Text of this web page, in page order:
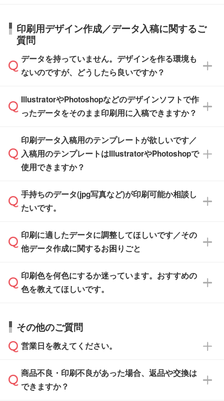
タッフまでお問い合わせください。
ル」に注文予定日をご入力いただくと、おおよ
その締切日や出荷目安をご確認いただけます。
品が決まりましたらお早めのご発注をお願いい
たします。
※土日祝日を除く営業日換算です。
※沖縄・離島は追加日数がかかります。
す。>>対象商品はこちら
※最短出荷日は商品によって異なります。各商
品ページにてご確認ください
す。(白箱、化粧箱、ブリスターパックなど)
【袋入り】 商品がひとつずつ袋に入っていま
す。(透明袋、デザイン袋など)
【個包装なし】 個包装がされていない状態で
※化粧箱から白箱への入れ替えや、オリジナル
箱の作成は原則承っておりません。
日本全国へお届けが可能です。なお、海外への
直接納品は行っておりませんので予めご了承く
ださい。
印刷用デザイン作成／データ入稿に関するご
質問
データを持っていません。デザインを作る環境も
ないのですが、どうしたら良いですか？
無料の「デザインシミュレーター」を使えば、
PCやスマホから簡単にデザインを作成できま
ザインソフトがなくても安心です。
また、「データ作成サービス
せいただければ、弊社にて無料でデザインデー
タを1点作成いたします。
IllustratorやPhotoshopなどのデザインソフトで作
ったデータをそのまま印刷用に入稿できますか？
IllustratorやPhotoshop、CLIP STUDIOなどのデ
ザインソフトでこだわりのデザインを作成した
い方は、完全データ入稿
積・ご注文フォームにアップロードしてご入稿
ください。
ご入稿後は経験豊富なスタッフがデータに不備
がないかチェックし、お客様と確認してから印
刷に進みますので、ご安心ください。
印刷データ入稿用のテンプレートが欲しいです／
入稿用のテンプレートはIllustratorやPhotoshopで
使用できますか？
一部商品は入稿用テンプレートのご用意があり
ます。各商品ページの『印刷方法・テンプレー
入稿用のテンプレートはPDF形式ですが、
IllustratorやPhotoshopで開いてご利用いただけ
方」をご確認ください。
手持ちのデータ(jpg写真など)が印刷可能か相談し
たいです。
印刷に適したデータ・解像度かどうか、担当ス
タッフが事前に確認いたします。
ムへ添付いただくか、担当スタッフ宛にメール
でお送りください。
い合わせください。
なお、印刷用データの作り方に関する詳細は、
印刷に適したデータに調整してほしいです／その
他データ作成に関するお困りごと
データ作成でお困りの際には、担当スタッフが
サポートいたしますのでお気軽にご相談くださ
から添付してお送りください。
しい
解像度の低い画像や、手書きのイラスト、写真
などを、印刷に適したベクターデータに変換し
印刷色を何色にするか迷っています。おすすめの
色を教えてほしいです。
お見積・ご注文・
相談いただきますと、担当スタッフがお客様の
ご希望や商品の本体色を確認し、印刷色をご提
本体色がブラック、ネイビーなど濃色の場合は
白色か淡い色の印刷色をおすすめしておりま
その他のご質問
営業日を教えてください。
営業日は平日の10:00～18:00で、土日祝日はお
休みとなります。注文・見積・お問い合わせ
商品不良・印刷不良があった場合、返品や交換は
できますか？